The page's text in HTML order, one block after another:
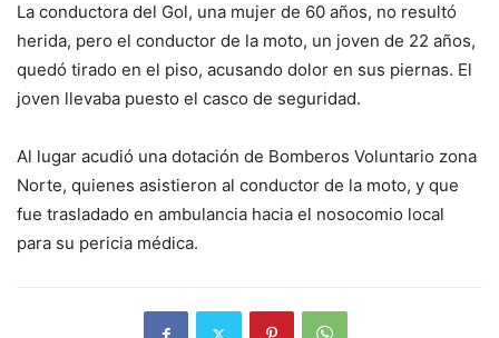
La conductora del Gol, una mujer de 60 años, no resultó
herida, pero el conductor de la moto, un joven de 22 años,
quedó tirado en el piso, acusando dolor en sus piernas. El
joven llevaba puesto el casco de seguridad.
Al lugar acudió una dotación de Bomberos Voluntario zona
Norte, quienes asistieron al conductor de la moto, y que
fue trasladado en ambulancia hacia el nosocomio local
para su pericia médica.